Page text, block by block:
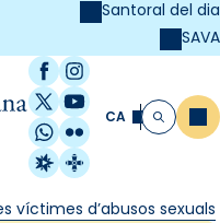
Santoral del dia
SAVA
Facebook
Instagram
X / Twitter
YouTube
WhatsApp
Flickr
Radio Estel
Catalunya
CA Cerca
víctimes d’abusos sexuals